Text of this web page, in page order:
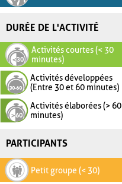
DURÉE DE L'ACTIVITÉ
Activités courtes (< 30
minutes)
Activités développées
(Entre 30 et 60 minutes)
Activités élaborées (> 60
minutes)
PARTICIPANTS
Petit groupe (< 30)